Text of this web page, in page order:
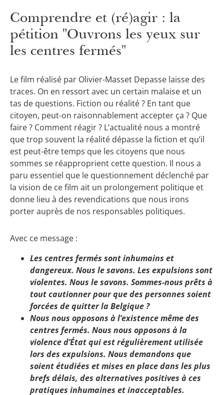
Comprendre et (ré)agir : la
pétition "Ouvrons les yeux sur
les centres fermés"
Le film réalisé par Olivier-Masset Depasse laisse des
traces. On en ressort avec un certain malaise et un
tas de questions. Fiction ou réalité ? En tant que
citoyen, peut-on raisonnablement accepter ça ? Que
faire ? Comment réagir ? L’actualité nous a montré
que trop souvent la réalité dépasse la fiction et qu’il
est peut-être temps que les citoyens que nous
sommes se réapproprient cette question. Il nous a
paru essentiel que le questionnement déclenché par
la vision de ce film ait un prolongement politique et
donne lieu à des revendications que nous irons
porter auprès de nos responsables politiques.
Avec ce message :
Les centres fermés sont inhumains et
dangereux. Nous le savons. Les expulsions sont
violentes. Nous le savons. Sommes-nous prêts à
tout cautionner pour que des personnes soient
forcées de quitter la Belgique ?
Nous nous opposons à l’existence même des
centres fermés. Nous nous opposons à la
violence d’État qui est régulièrement utilisée
lors des expulsions. Nous demandons que
soient étudiées et mises en place dans les plus
brefs délais, des alternatives positives à ces
pratiques inhumaines et inacceptables.